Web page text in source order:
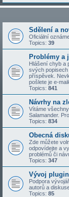
Sdělení a
Oficiální
Topics: 39
Problémy a
Hlášení chyb a
svých
příspěvek.
pošlete je e-
Topics: 841
Návrhy na
Vítáme
Salamander.
Topics: 834
Obecná
Zde můžete
odpovídejte a
problémů či
Topics: 347
Vývoj
Podpora
autorů a
Topics: 85